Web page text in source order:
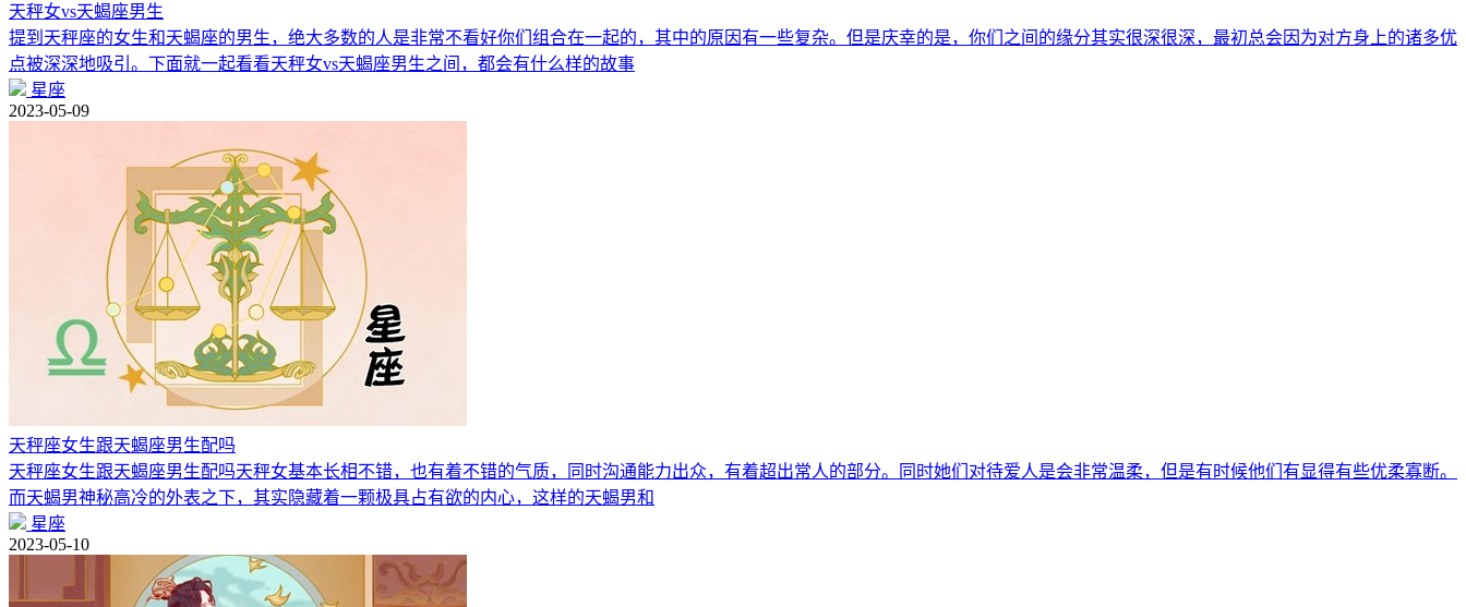
天秤女vs天蝎座男生
提到天秤座的女生和天蝎座的男生，绝大多数的人是非常不看好你们组合在一起的，其中的原因有一些复杂。但是庆幸的是，你们之间的缘分其实很深很深，最初总会因为对方身上的诸多优
点被深深地吸引。下面就一起看看天秤女vs天蝎座男生之间，都会有什么样的故事
星座
2023-05-09
天秤座女生跟天蝎座男生配吗
天秤座女生跟天蝎座男生配吗天秤女基本长相不错，也有着不错的气质，同时沟通能力出众，有着超出常人的部分。同时她们对待爱人是会非常温柔，但是有时候他们有显得有些优柔寡断。
而天蝎男神秘高冷的外表之下，其实隐藏着一颗极具占有欲的内心，这样的天蝎男和
星座
2023-05-10